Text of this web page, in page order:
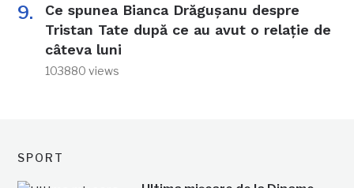
Ce spunea Bianca Drăgușanu despre
Tristan Tate după ce au avut o relație de
câteva luni
103880 views
SPORT